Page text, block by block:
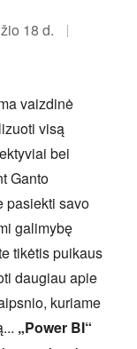
18 d.
vaizdinė
visą
bei
Ganto
pasiekti savo
galimybę
tikėtis puikaus
daugiau apie
kuriame
„Power BI“